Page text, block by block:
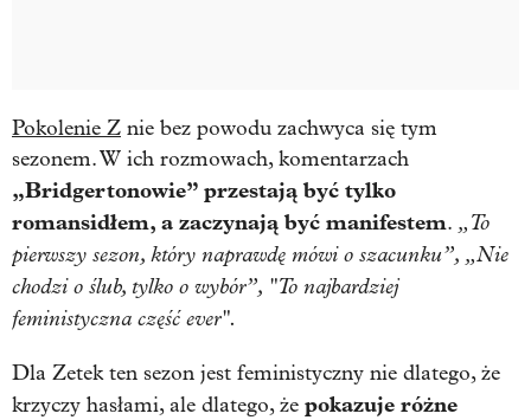
Pokolenie Z nie bez powodu zachwyca się tym
sezonem. W ich rozmowach, komentarzach
„Bridgertonowie” przestają być tylko
romansidłem, a zaczynają być manifestem. „To
pierwszy sezon, który naprawdę mówi o szacunku”, „Nie
chodzi o ślub, tylko o wybór”, "To najbardziej
feministyczna część ever".
Dla Zetek ten sezon jest feministyczny nie dlatego, że
krzyczy hasłami, ale dlatego, że pokazuje różne